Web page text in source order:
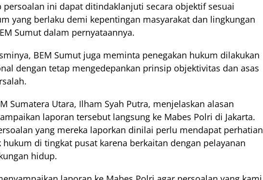
persoalan ini dapat ditindaklanjuti secara objektif sesuai
yang berlaku demi kepentingan masyarakat dan lingkungan
Sumut dalam pernyataannya.
BEM Sumut juga meminta penegakan hukum dilakukan
dengan tetap mengedepankan prinsip objektivitas dan asas
Sumatera Utara, Ilham Syah Putra, menjelaskan alasan
laporan tersebut langsung ke Mabes Polri di Jakarta.
yang mereka laporkan dinilai perlu mendapat perhatian
hukum di tingkat pusat karena berkaitan dengan pelayanan
hidup.